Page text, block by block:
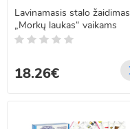
Lavinamasis stalo žaidimas
„Morkų laukas“ vaikams
18.26€